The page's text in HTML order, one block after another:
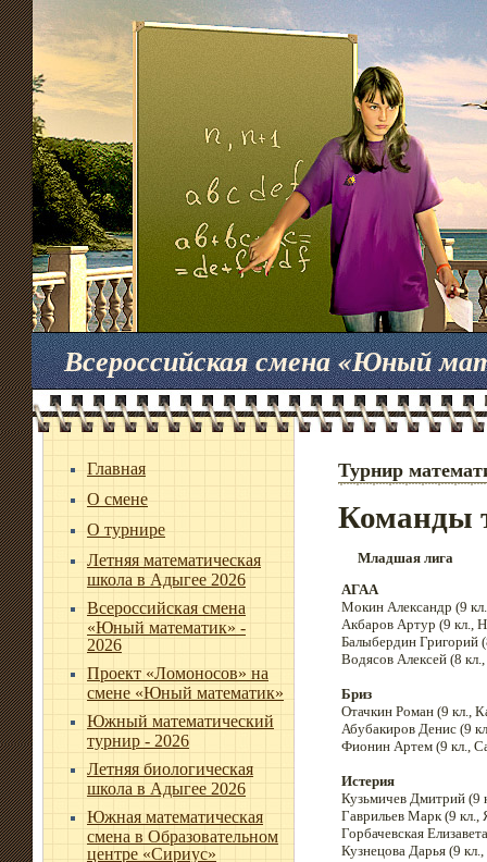
Всероссийская смена «Юный
Главная
О смене
О турнире
Летняя математическая
школа в Адыгее 2026
Всероссийская смена
«Юный математик» -
2026
Проект «Ломоносов» на
смене «Юный математик»
Южный математический
турнир - 2026
Летняя биологическая
школа в Адыгее 2026
Южная математическая
смена в Образовательном
центре «Сириус»
Турнир
Команды
Младшая лига
АГАА
Мокин Александр (9
Акбаров Артур (9 кл.,
Балыбердин Григорий
Водясов Алексей (8
Бриз
Отачкин Роман (9 кл.,
Абубакиров Денис (9
Фионин Артем (9 кл.,
Истерия
Кузьмичев Дмитрий (9
Гаврильев Марк (9 кл.,
Горбачевская
Кузнецова Дарья (9